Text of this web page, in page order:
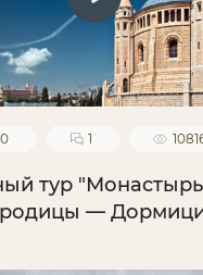
1
тур
—